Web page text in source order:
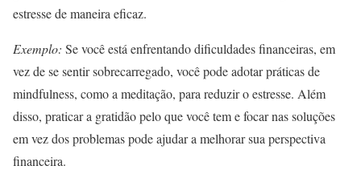
estresse de maneira eficaz.
Exemplo: Se você está enfrentando dificuldades financeiras, em
vez de se sentir sobrecarregado, você pode adotar práticas de
mindfulness, como a meditação, para reduzir o estresse. Além
disso, praticar a gratidão pelo que você tem e focar nas soluções
em vez dos problemas pode ajudar a melhorar sua perspectiva
financeira.